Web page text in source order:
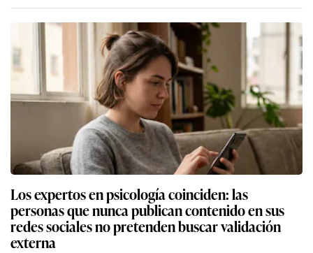
Los expertos en psicología coinciden: las
personas que nunca publican contenido en sus
redes sociales no pretenden buscar validación
externa